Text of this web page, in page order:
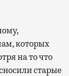
которых
на то что
старые